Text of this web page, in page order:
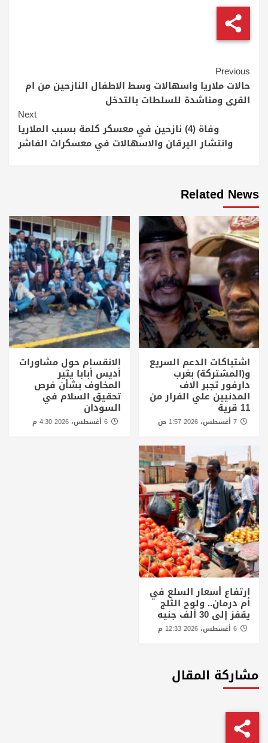
Continue
Reading
Previous
حالات ملاريا واسهالات وسط الاطفال النازحين من ام
القرى ومناشدة للسلطات بالتدخل
Next
وفاة (4) نازحين في معسكر كلمة بسبب الملاريا
وانتشار اليرقان والاسهالات في معسكرات الفاشر
Related News
اشتباكات الدعم السريع
و(المشتركة) بغرب
دارفور تجبر الاف
المدنيين علي الفرار من
11 قرية
الانقسام حول مشاورات
أديس أبابا يثير
المخاوف بشأن فرص
تحقيق السلام في
السودان
6 أغسطس، 2026 4:30 م
ارتفاع أسعار السلع في
أم درمان.. ولوح الثلج
يقفز إلى 30 ألف جنيه
مشاركة المقال